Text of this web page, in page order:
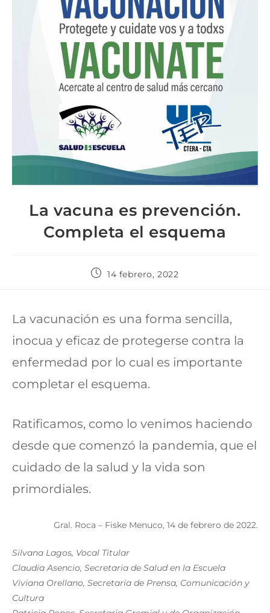
La vacuna es prevención.
Completa el esquema
14 febrero, 2022
La vacunación es una forma sencilla,
inocua y eficaz de protegerse contra la
enfermedad por lo cual es importante
completar el esquema.
Ratificamos, como lo venimos haciendo
desde que comenzó la pandemia, que el
cuidado de la salud y la vida son
primordiales.
Gral. Roca – Fiske Menuco, 14 de febrero de 2022.
Silvana Lagos, Vocal Titular
Claudia Asencio, Secretaria de Salud en la Escuela
Viviana Orellano, Secretaria de Prensa, Comunicación y
Cultura